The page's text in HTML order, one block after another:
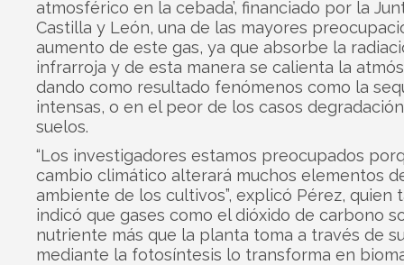
atmosférico en la cebada’, financiado por la
Castilla y León, una de las mayores
aumento de este gas, ya que absorbe la
infrarroja y de esta manera se calienta la
dando como resultado fenómenos como la
intensas, o en el peor de los casos
suelos.
“Los investigadores estamos preocupados
cambio climático alterará muchos elementos
ambiente de los cultivos”, explicó Pérez, quien
indicó que gases como el dióxido de carbono
nutriente más que la planta toma a través de
mediante la fotosíntesis lo transforma en